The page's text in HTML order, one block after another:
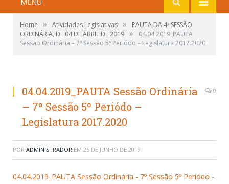
MENU
Home » Atividades Legislativas »
PAUTA DA 4ª SESSÃO
ORDINÁRIA, DE 04 DE ABRIL DE 2019 »
04.04.2019_PAUTA
Sessão Ordinária – 7º Sessão 5º Periódo – Legislatura 2017.2020
04.04.2019_PAUTA Sessão Ordinária
– 7º Sessão 5º Periódo –
Legislatura 2017.2020
0
POR ADMINISTRADOR EM 25 DE JUNHO DE 2019
04.04.2019_PAUTA Sessão Ordinária - 7º Sessão 5º Periódo -